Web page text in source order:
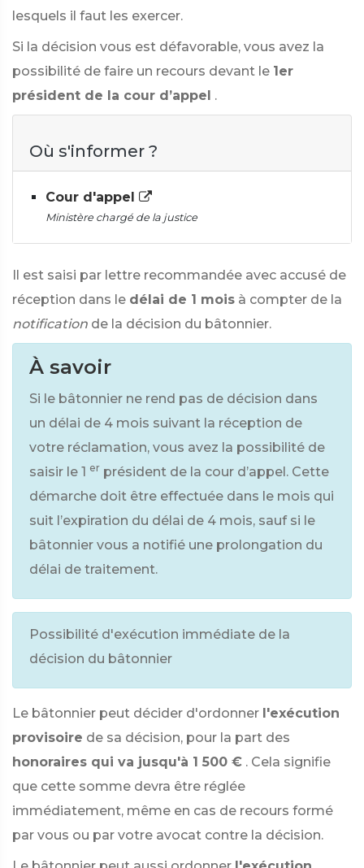
lesquels il faut les exercer.
Si la décision vous est défavorable, vous avez la
possibilité de faire un recours devant le 1er
président de la cour d’appel .
Où s'informer ?
Cour d'appel
Ministère chargé de la justice
Il est saisi par lettre recommandée avec accusé de
réception dans le délai de 1 mois à compter de la
notification de la décision du bâtonnier.
À savoir
Si le bâtonnier ne rend pas de décision dans
un délai de 4 mois suivant la réception de
votre réclamation, vous avez la possibilité de
saisir le 1 er président de la cour d’appel. Cette
démarche doit être effectuée dans le mois qui
suit l’expiration du délai de 4 mois, sauf si le
bâtonnier vous a notifié une prolongation du
délai de traitement.
Possibilité d'exécution immédiate de la
décision du bâtonnier
Le bâtonnier peut décider d'ordonner l'exécution
provisoire de sa décision, pour la part des
honoraires qui va jusqu'à 1 500 € . Cela signifie
que cette somme devra être réglée
immédiatement, même en cas de recours formé
par vous ou par votre avocat contre la décision.